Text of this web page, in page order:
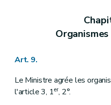
Art. 9.
Le Ministre agrée les
l'article 3, 1er, 2°.